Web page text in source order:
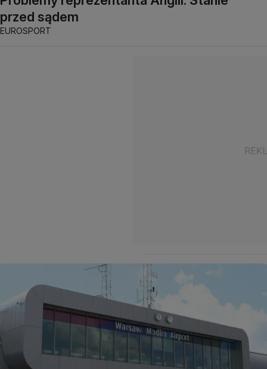
przed sądem
EUROSPORT